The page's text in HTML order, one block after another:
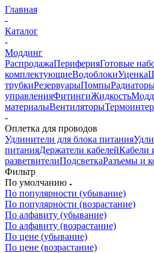
Главная
-
Каталог
-
Моддинг
РаспродажаПериферияГотовые
комплектующиеВодоблокиУценка
трубкиРезервуарыПомпы
управленияФитингиЖидкость
материалыВентиляторы
-
Оплетка для проводов
Удлинители для блока питания
питанияДержатели кабелейКабели
разветвителиПодсветкаРазъемы и
Фильтр
По умолчанию
По популярности (убывание)
По популярности (возрастание)
По алфавиту (убывание)
По алфавиту (возрастание)
По цене (убывание)
По цене (возрастание)